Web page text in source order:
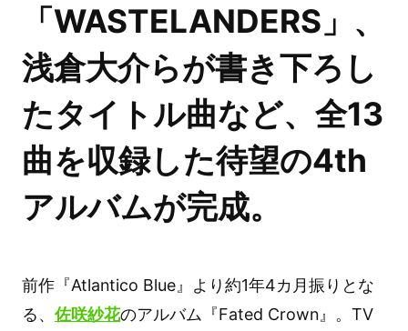
「WASTELANDERS」、
浅倉大介らが書き下ろし
たタイトル曲など、全13
曲を収録した待望の4th
アルバムが完成。
前作『Atlantico Blue』より約1年4カ月振りとな
る、 佐咲紗花のアルバム『Fated Crown』。TV